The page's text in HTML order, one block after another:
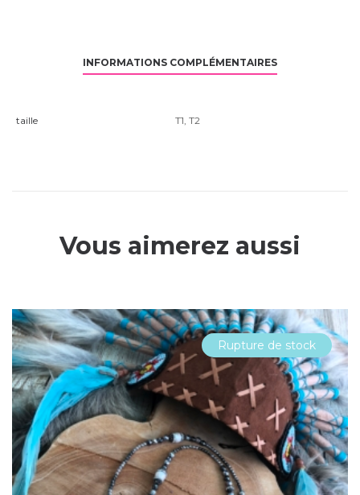
INFORMATIONS COMPLÉMENTAIRES
taille T1, T2
Vous aimerez aussi
Rupture de stock